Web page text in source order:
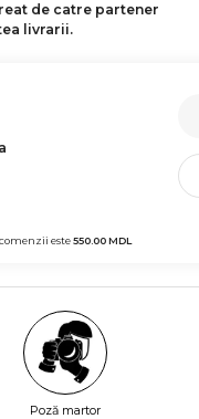
de catre partener
livrarii.
comenzii este550.00MDL
Poză martor